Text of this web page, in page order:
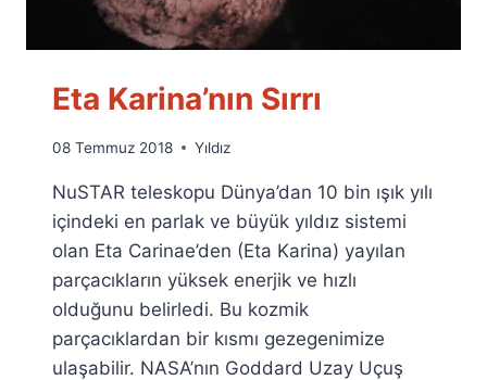
Eta Karina’nın Sırrı
By
Fuat
Özyar
08 Temmuz 2018 Yıldız
NuSTAR teleskopu Dünya’dan 10 bin ışık yılı
içindeki en parlak ve büyük yıldız sistemi
olan Eta Carinae’den (Eta Karina) yayılan
parçacıkların yüksek enerjik ve hızlı
olduğunu belirledi. Bu kozmik
parçacıklardan bir kısmı gezegenimize
ulaşabilir. NASA’nın Goddard Uzay Uçuş